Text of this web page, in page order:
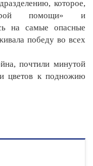
которое,
помощи» и
на самые опасные
победу во всех
почтили минутой
цветов к подножию